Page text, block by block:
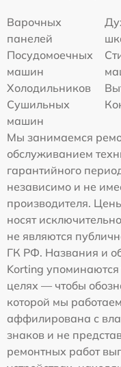
Варочных
панелей
Посудомоечных
машин
Холодильников
Сушильных
машин
Мы занимаемся
обслуживанием
гарантийного
независимо и не
производителя.
носят
не являются
ГК РФ. Названия и
Korting
целях — чтобы
которой мы
аффилирована с
знаков и не
ремонтных работ